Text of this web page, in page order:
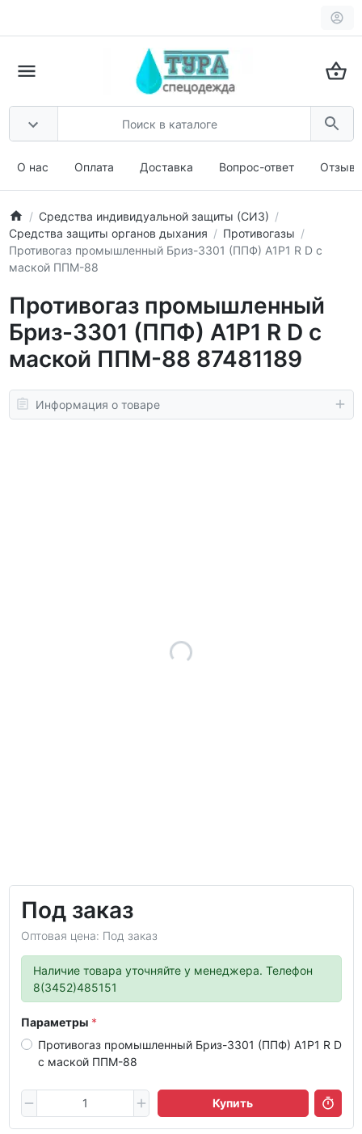
О нас Оплата Доставка Вопрос-ответ
Средства индивидуальной защиты (СИЗ)
Средства защиты органов дыхания
Противогазы
Противогаз промышленный Бриз-3301 (ППФ) А1Р1 R D с
маской ППМ-88
Противогаз промышленный
Бриз-3301 (ППФ) А1Р1 R D с
маской ППМ-88 87481189
Информация о товаре
Под заказ
Оптовая цена: Под заказ
Наличие товара уточняйте у менеджера. Телефон
8(3452)485151
Параметры
Противогаз промышленный Бриз-3301 (ППФ) А1Р1 R D
с маской ППМ-88
Купить